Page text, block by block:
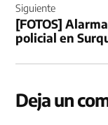
Siguiente
[FOTOS]
policial en
Deja un